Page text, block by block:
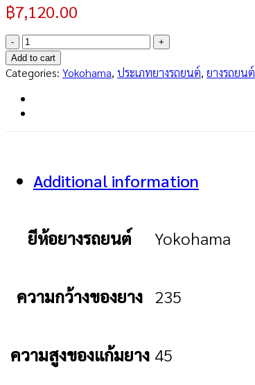
฿7,120.00
ADVAN
Sport
V107
JP
235/45R18
quantity
Add to cart
Categories: Yokohama, ประเภทยางรถยนต์, ยางรถยนต์
Additional information
ยีห้อยางรถยนต์ Yokohama
ความกว้างของยาง 235
ความสูงของแก้มยาง 45